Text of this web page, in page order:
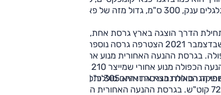
300 ס"מ, גדול מזה של פאליסייד, למשל.
הדרך הוצגה בארץ גרסת אחת, עם מנוע אחד ונעה
כשבדצמבר 2021 הצטרפה גרסה נוספת עם שני מנועים והנעה
הכוללת בגרסה זו היא 305 כ"ס.
הגרסאות נמצא את אותם סוללות (הכי גדולות ביונדאי) של